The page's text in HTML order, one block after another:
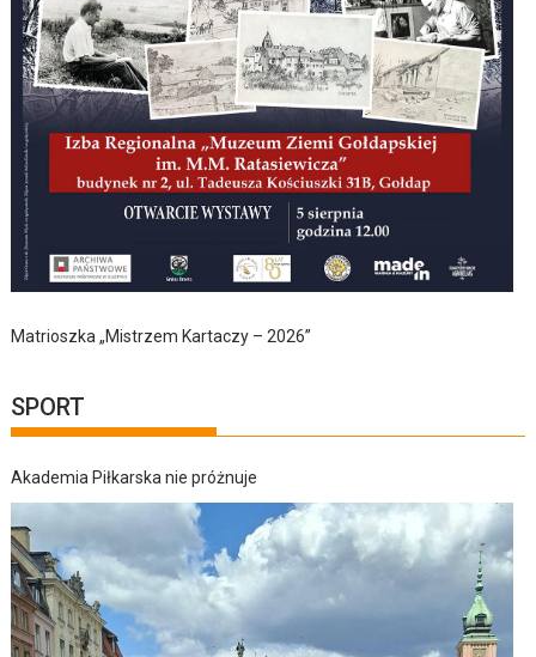
Matrioszka „Mistrzem Kartaczy – 2026”
SPORT
Akademia Piłkarska nie próżnuje